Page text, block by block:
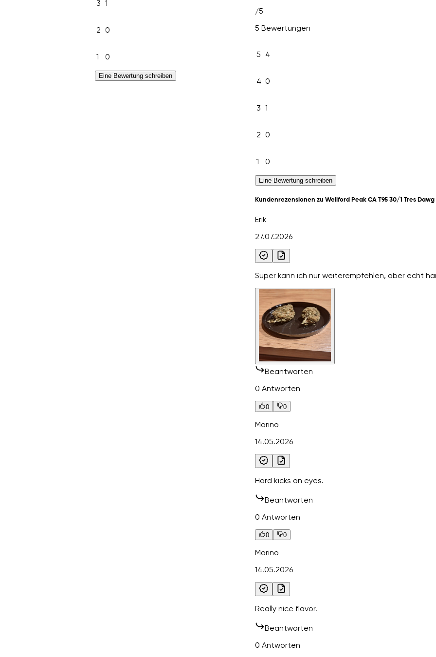
3 1
2 0
1 0
Eine Bewertung schreiben
/5
5 Bewertungen
5 4
4 0
3 1
2 0
1 0
Eine Bewertung schreiben
Kundenrezensionen zu Wellford Peak CA T95 30/1 Tres Dawg
Erik
27.07.2026
Super kann ich nur weiterempfehlen, aber echt
Beantworten
0 Antworten
0 0
Marino
14.05.2026
Hard kicks on eyes.
Beantworten
0 Antworten
0 0
Marino
14.05.2026
Really nice flavor.
Beantworten
0 Antworten